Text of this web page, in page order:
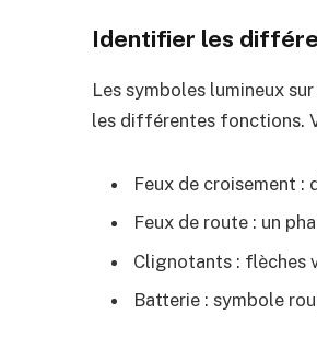
Identifier les
Les symboles lumineux
les différentes fonctions.
Feux de croisement :
Feux de route : un
Clignotants : flèches
Batterie : symbole